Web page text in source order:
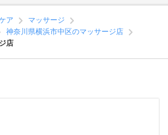
ア
マッサージ
神奈川県横浜市中区のマッサージ店
店